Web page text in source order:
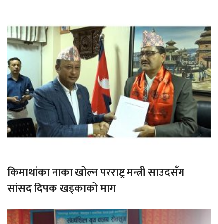
किमाथांका नाका खोल्न परराष्ट्र मन्त्री साउदसँग
सांसद दिपक खड्काको माग